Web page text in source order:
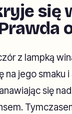
się
z lampką
na jego smaku
się